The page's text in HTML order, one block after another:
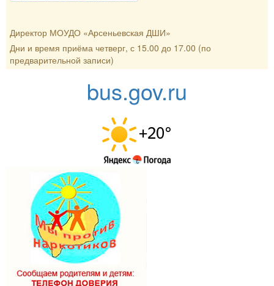
Директор МОУДО «Арсеньевская ДШИ»
Дни и время приёма четверг, с 15.00 до 17.00 (по
предварительной записи)
bus.gov.ru